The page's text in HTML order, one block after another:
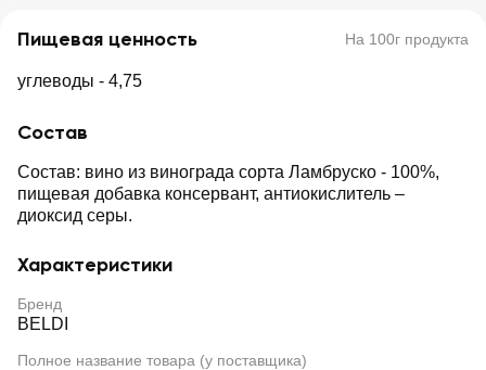
Пищевая ценность На 100г продукта
углеводы - 4,75
Состав
Состав: вино из винограда сорта Ламбруско - 100%,
пищевая добавка консервант, антиокислитель –
диоксид серы.
Характеристики
Бренд
BELDI
Полное название товара (у поставщика)